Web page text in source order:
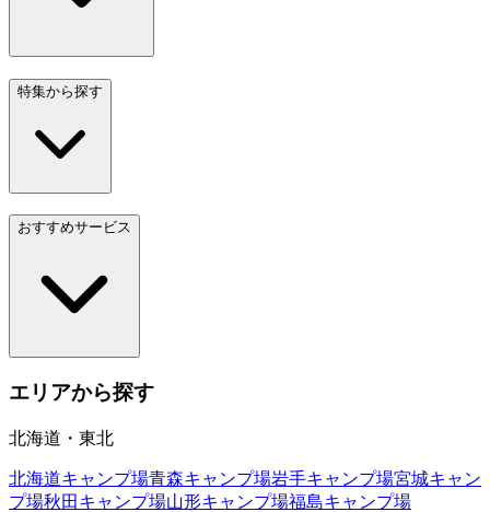
特集から探す
おすすめサービス
エリアから探す
北海道・東北
北海道キャンプ場青森キャンプ場岩手キャンプ場宮城キャン
プ場秋田 キャンプ場山形キャンプ場福島キャンプ場